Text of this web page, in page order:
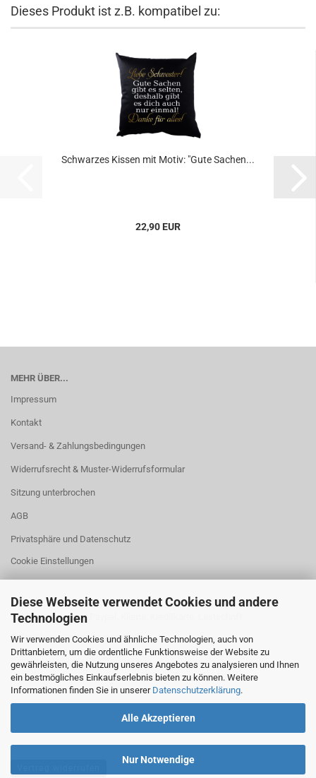
Diese Webseite verwendet Cookies und andere
Technologien
Wir verwenden Cookies und ähnliche Technologien, auch von
Drittanbietern, um die ordentliche Funktionsweise der Website zu
gewährleisten, die Nutzung unseres Angebotes zu analysieren und Ihnen
ein bestmögliches Einkaufserlebnis bieten zu können. Weitere
Informationen finden Sie in unserer Datenschutzerklärung.
Alle Akzeptieren
Nur Notwendige
Dieses Produkt ist z.B. kompatibel zu:
Schwarzes Kissen mit Motiv: "Gute Sachen...
22,90 EUR
MEHR ÜBER...
Impressum
Kontakt
Versand- & Zahlungsbedingungen
Widerrufsrecht & Muster-Widerrufsformular
Sitzung unterbrochen
AGB
Privatsphäre und Datenschutz
Cookie Einstellungen
Zahlung: Vorkasse, Paypal, Klarna, Kreditkarte, Lastschrift,
Sofortüberweisung, Amazon
Versand: DHL